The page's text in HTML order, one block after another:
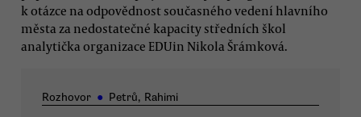
k otázce na odpovědnost současného vedení hlavního
města za nedostatečné kapacity středních škol
analytička organizace EDUin Nikola Šrámková.
Rozhovor ● Petrů, Rahimi